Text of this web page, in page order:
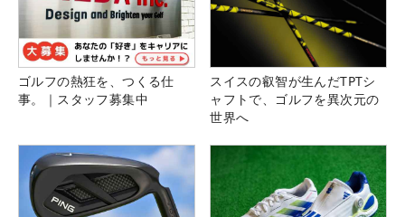
ゴルフの熱狂を、つくる仕
事。｜スタッフ募集中
スイスの叡智が生んだTPTシ
ャフトで、ゴルフを異次元の
世界へ